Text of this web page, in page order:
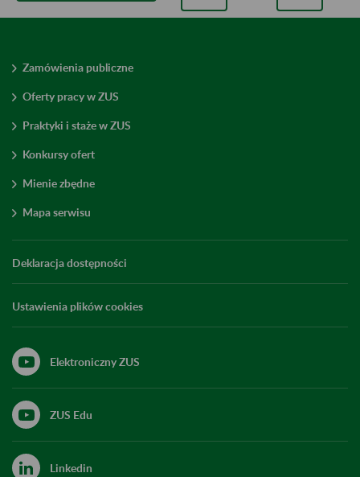
Zamówienia publiczne
Oferty pracy w ZUS
Praktyki i staże w ZUS
Konkursy ofert
Mienie zbędne
Mapa serwisu
Deklaracja dostępności
Ustawienia plików cookies
Elektroniczny ZUS
ZUS Edu
Linkedin